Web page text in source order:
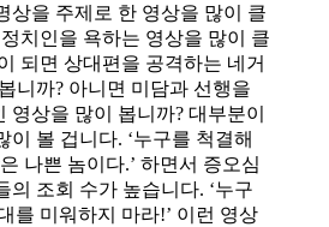
상을 주제로 한 영상을 많이 클
치인을 욕하는 영상을 많이 클
되면 상대편을 공격하는 네거
니까? 아니면 미담과 선행을
영상을 많이 봅니까? 대부분이
이 볼 겁니다. ‘누구를 척결해
나쁜 놈이다.’ 하면서 증오심
의 조회 수가 높습니다. ‘누구
를 미워하지 마라!’ 이런 영상